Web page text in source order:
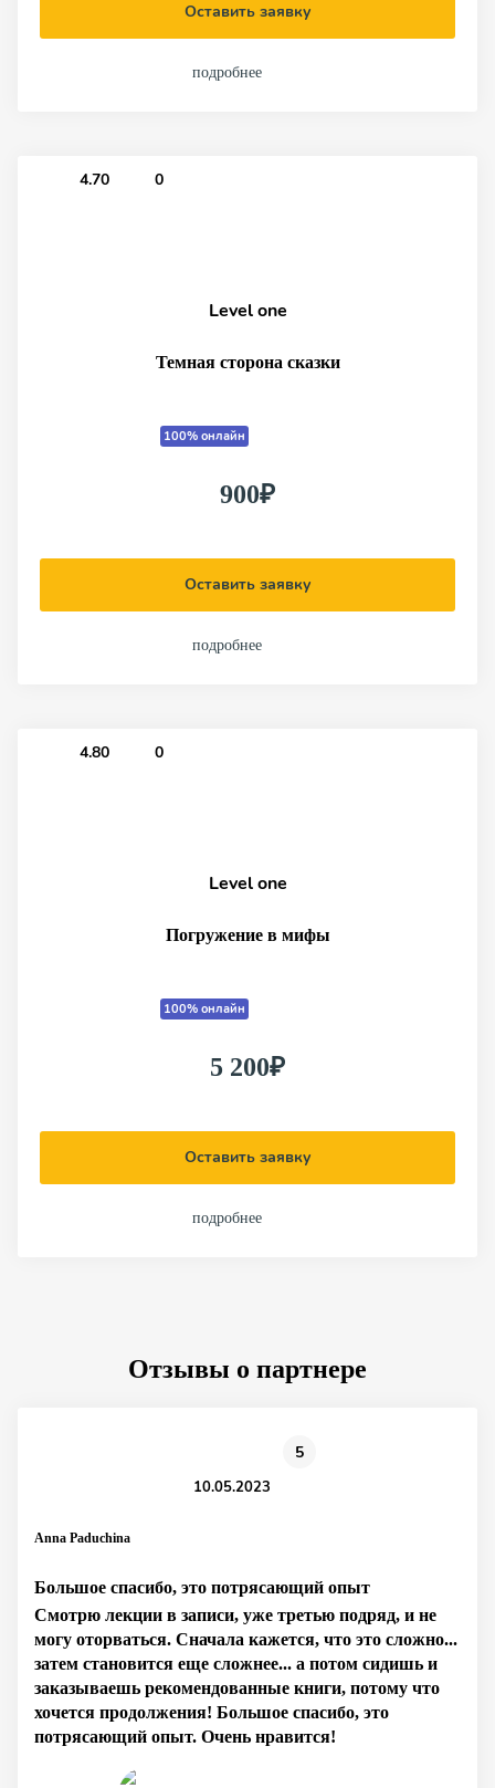
Оставить заявку
подробнее
4.70 0
Level one
Темная сторона сказки
100% онлайн
900₽
Оставить заявку
подробнее
4.80 0
Level one
Погружение в мифы
100% онлайн
5 200₽
Оставить заявку
подробнее
Отзывы о партнере
Anna Paduchina
5
10.05.2023
Большое спасибо, это потрясающий опыт
Смотрю лекции в записи, уже третью подряд, и не
могу оторваться. Сначала кажется, что это сложно...
затем становится еще сложнее... а потом сидишь и
заказываешь рекомендованные книги, потому что
хочется продолжения! Большое спасибо, это
потрясающий опыт. Очень нравится!